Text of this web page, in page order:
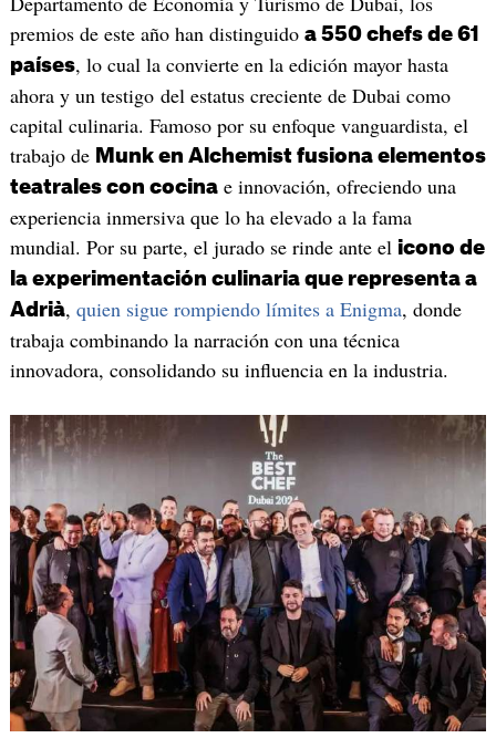
premios de este año han distinguido a 550 chefs de 61
países, lo cual la convierte en la edición mayor hasta
ahora y un testigo del estatus creciente de Dubai como
capital culinaria. Famoso por su enfoque vanguardista, el
trabajo de Munk en Alchemist fusiona elementos
teatrales con cocinae innovación, ofreciendo una
experiencia inmersiva que lo ha elevado a la fama
mundial. Por su parte, el jurado se rinde ante el icono de
la experimentación culinaria que representa a
Adrià, quien sigue rompiendo límites a Enigma, donde
trabaja combinando la narración con una técnica
innovadora, consolidando su influencia en la industria.